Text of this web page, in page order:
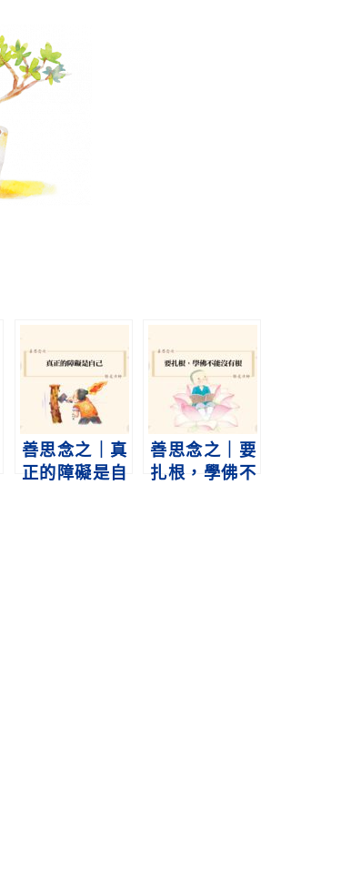
善思念之｜真
正的障礙是自
善思念之｜要
扎根，學佛不